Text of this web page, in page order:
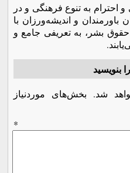
به تنوع فرهنگی و در
باورمندان و اندیشه‌ورزان با
بشر، به تعریفی جامع و
بنویسید
شد.
بخش‌های موردنیاز
*